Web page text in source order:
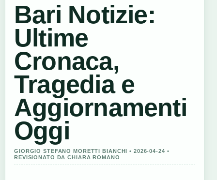
Bari Notizie:
Ultime
Cronaca,
Tragedia e
Aggiornamenti
Oggi
GIORGIO STEFANO MORETTI BIANCHI • 2026-04-24 •
REVISIONATO DA CHIARA ROMANO